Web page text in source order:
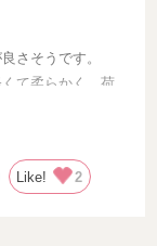
さそうです。
て柔らかく、荷
Like! 2